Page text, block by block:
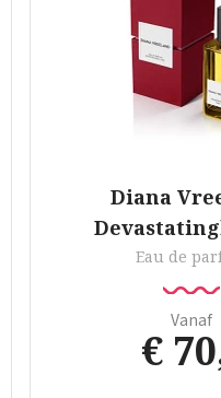
Diana
Eau de
Vanaf
€ 70